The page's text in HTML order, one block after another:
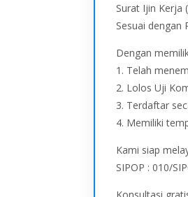
Surat Ijin Kerja
Sesuai dengan
Dengan
1. Telah
2. Lolos Uji
3. Terdaftar
4. Memiliki
Kami siap
SIPOP : 010/